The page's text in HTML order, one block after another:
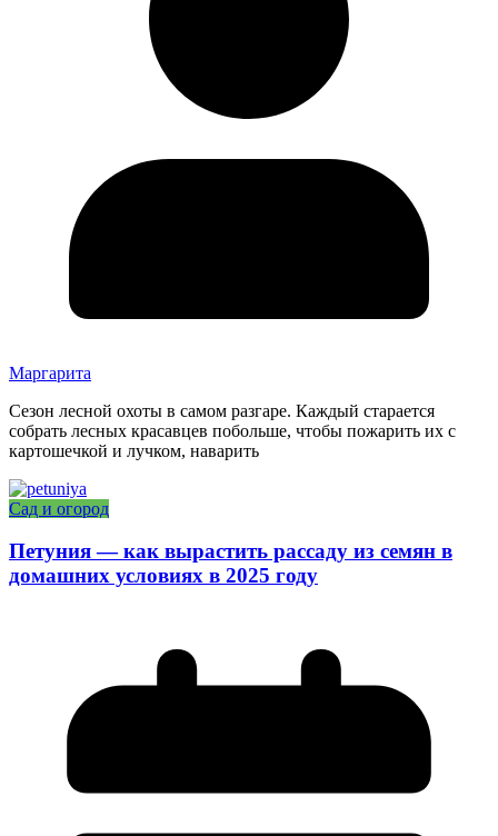
Маргарита
Сезон лесной охоты в самом разгаре. Каждый старается
собрать лесных красавцев побольше, чтобы пожарить их с
картошечкой и лучком, наварить
Сад и огород
Петуния — как вырастить рассаду из семян в
домашних условиях в 2025 году